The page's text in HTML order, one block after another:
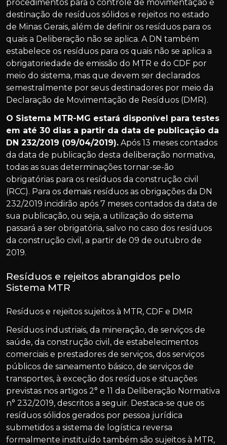
procedimentos para o controle de movimentação e
destinação de resíduos sólidos e rejeitos no estado
de Minas Gerais, além de definir os resíduos para os
quais a Deliberação não se aplica. A DN também
estabelece os resíduos para os quais não se aplica a
obrigatoriedade de emissão do MTR e do CDF por
meio do sistema, mas que devem ser declarados
semestralmente por seus destinadores por meio da
Declaração de Movimentação de Resíduos (DMR).
O Sistema MTR-MG estará disponível para testes
em até 30 dias a partir da data de publicação da
DN 232/2019 (09/04/2019). Após 13 meses contados
da data de publicação desta deliberação normativa,
todas as suas determinações tornar-se-ão
obrigatórias para os resíduos da construção civil
(RCC). Para os demais resíduos as obrigações da DN
232/2019 incidirão após 7 meses contados da data de
sua publicação, ou seja, a utilização do sistema
passará a ser obrigatória, salvo no caso dos resíduos
da construção civil, a partir de 09 de outubro de
2019.
Resíduos e rejeitos abrangidos pelo
Sistema MTR
Resíduos e rejeitos sujeitos à MTR, CDF e DMR
Resíduos industriais, da mineração, de serviços de
saúde, da construção civil, de estabelecimentos
comerciais e prestadores de serviços, dos serviços
públicos de saneamento básico, de serviços de
transportes, à exceção dos resíduos e situações
previstas nos artigos 2° e 11 da Deliberação Normativa
n° 232/2019, descritos a seguir. Destaca-se que os
resíduos sólidos gerados por pessoa jurídica
submetidos a sistema de logística reversa
formalmente instituído também são sujeitos à MTR,